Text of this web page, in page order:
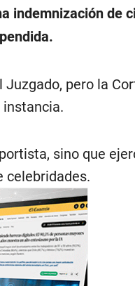
indemnización de
pero la
sino que
celebridades.